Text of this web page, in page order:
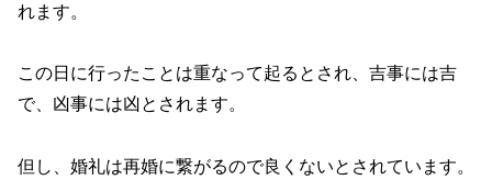
れます。
この日に行ったことは重なって起るとされ、吉事には吉
で、凶事には凶とされます。
但し、婚礼は再婚に繋がるので良くないとされています。